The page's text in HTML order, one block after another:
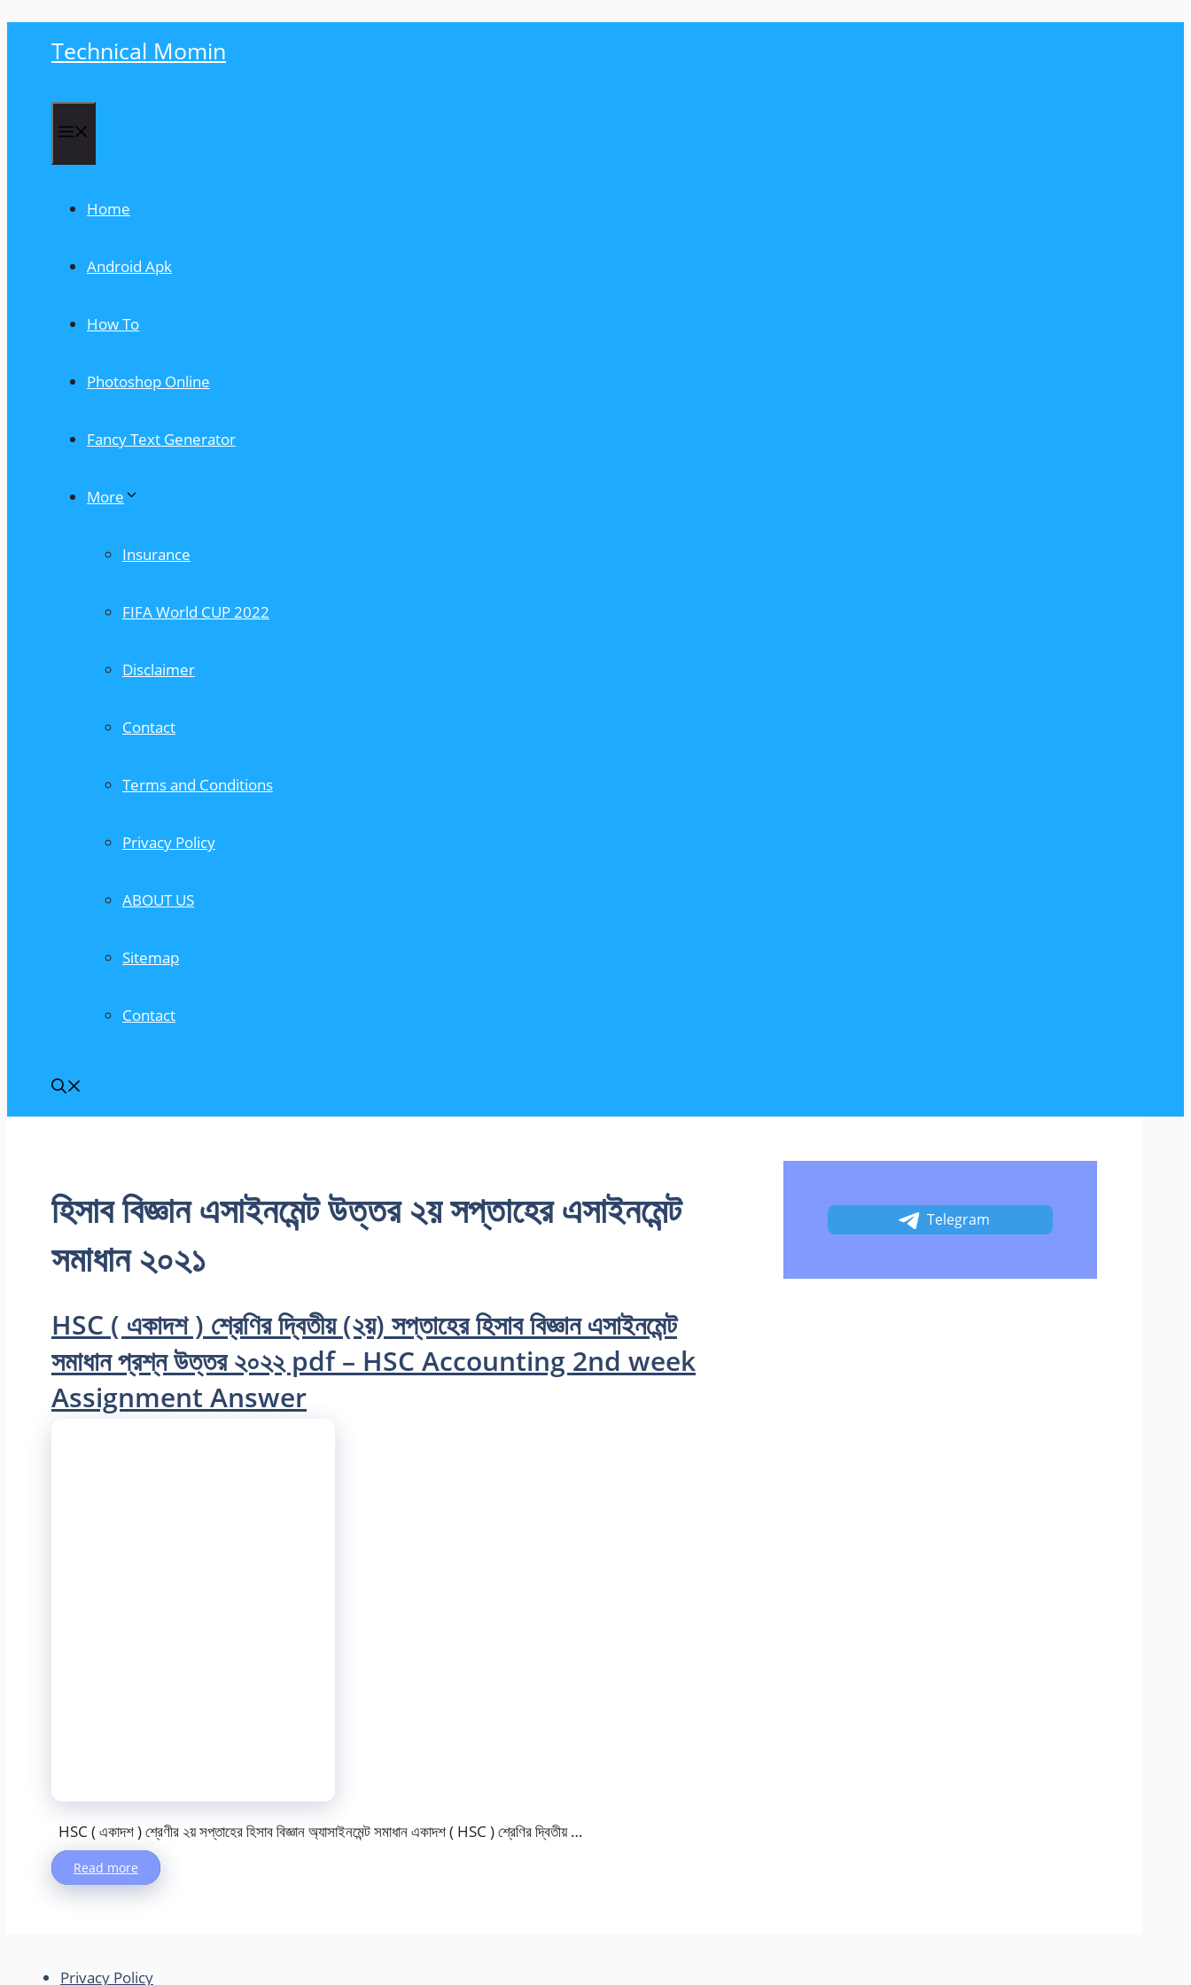
Technical Momin
Home
Android Apk
How To
Photoshop Online
Fancy Text Generator
More
Insurance
FIFA World CUP 2022
Disclaimer
Contact
Terms and Conditions
Privacy Policy
ABOUT US
Sitemap
Contact
হিসাব বিজ্ঞান এসাইনমেন্ট উত্তর ২য় সপ্তাহের এসাইনমেন্ট
সমাধান ২০২১
HSC ( একাদশ ) শ্রেণির দ্বিতীয় (২য়) সপ্তাহের হিসাব বিজ্ঞান এসাইনমেন্ট
সমাধান প্রশ্ন উত্তর ২০২২ pdf – HSC Accounting 2nd week
Assignment Answer
HSC ( একাদশ ) শ্রেণীর ২য় সপ্তাহের হিসাব বিজ্ঞান অ্যাসাইনমেন্ট সমাধান একাদশ ( HSC ) শ্রেণির দ্বিতীয় …
Read more
Telegram
Privacy Policy